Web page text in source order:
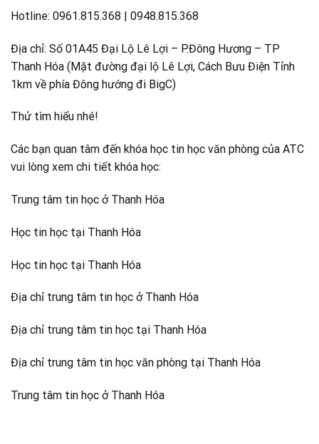
Hotline: 0961.815.368 | 0948.815.368
Địa chỉ: Số 01A45 Đại Lộ Lê Lợi – P.Đông Hương – TP
Thanh Hóa (Mặt đường đại lộ Lê Lợi, Cách Bưu Điện Tỉnh
1km về phía Đông hướng đi BigC)
Thử tìm hiểu nhé!
Các bạn quan tâm đến khóa học tin học văn phòng của ATC
vui lòng xem chi tiết khóa học:
Trung tâm tin học ở Thanh Hóa
Học tin học tại Thanh Hóa
Học tin học tại Thanh Hóa
Địa chỉ trung tâm tin học ở Thanh Hóa
Địa chỉ trung tâm tin học tại Thanh Hóa
Địa chỉ trung tâm tin học văn phòng tại Thanh Hóa
Trung tâm tin học ở Thanh Hóa